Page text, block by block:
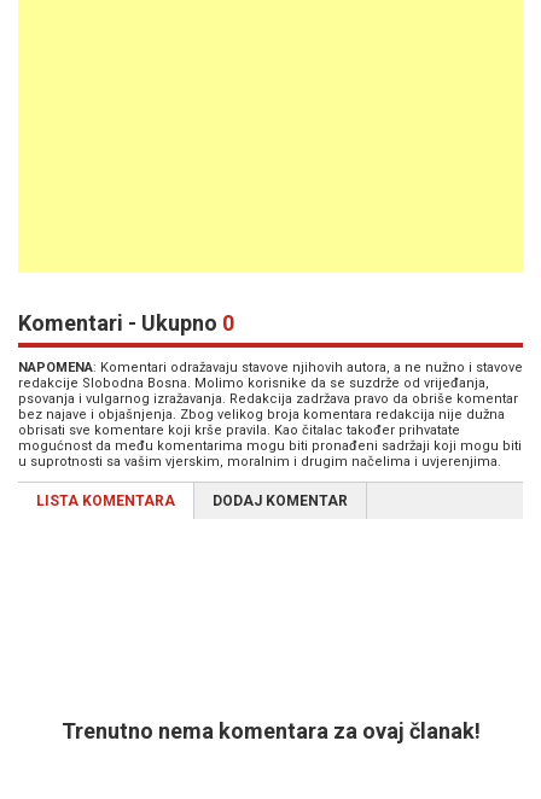
Komentari - Ukupno 0
NAPOMENA: Komentari odražavaju stavove njihovih autora, a ne nužno i stavove
redakcije Slobodna Bosna. Molimo korisnike da se suzdrže od vrijeđanja,
psovanja i vulgarnog izražavanja. Redakcija zadržava pravo da obriše komentar
bez najave i objašnjenja. Zbog velikog broja komentara redakcija nije dužna
obrisati sve komentare koji krše pravila. Kao čitalac također prihvatate
mogućnost da među komentarima mogu biti pronađeni sadržaji koji mogu biti
u suprotnosti sa vašim vjerskim, moralnim i drugim načelima i uvjerenjima.
LISTA KOMENTARA DODAJ KOMENTAR
Trenutno nema komentara za ovaj članak!